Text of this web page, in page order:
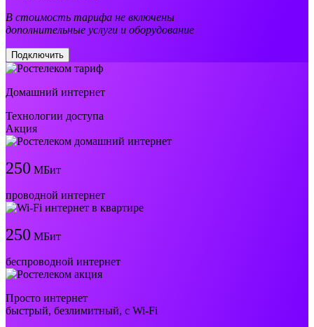
В стоимость тарифа не включены
дополнительные услуги и оборудование
Подключить
Домашний интернет
Технологии доступа
Акция
250 МБит
проводной интернет
250 МБит
беспроводной интернет
Просто интернет
быстрый, безлимитный, с Wi-Fi